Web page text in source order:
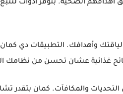
أهدافهم الصحية. بتوفر أدوات لتتبع
وأهدافك. التطبيقات دي كمان
غذائية عشان تحسن من نظامك
والمكافآت. كمان بتقدر